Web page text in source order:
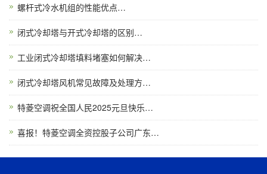
螺杆式冷水机组的性能优点…
闭式冷却塔与开式冷却塔的区别…
工业闭式冷却塔填料堵塞如何解决…
闭式冷却塔风机常见故障及处理方…
特菱空调祝全国人民2025元旦快乐…
喜报！特菱空调全资控股子公司广东…